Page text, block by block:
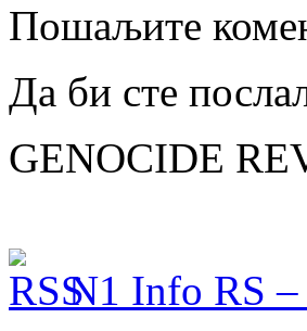
Пошаљите
Да би сте
GENOCIDE
N1 Info RS –